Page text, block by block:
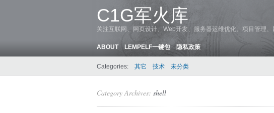
C1G军火库
关注互联网、网页设计、Web开发、服务器运维优化、项目管理
ABOUT LEMPELF一键包 隐私政策
Categories: 其它 技术 未分类
Category Archives: shell